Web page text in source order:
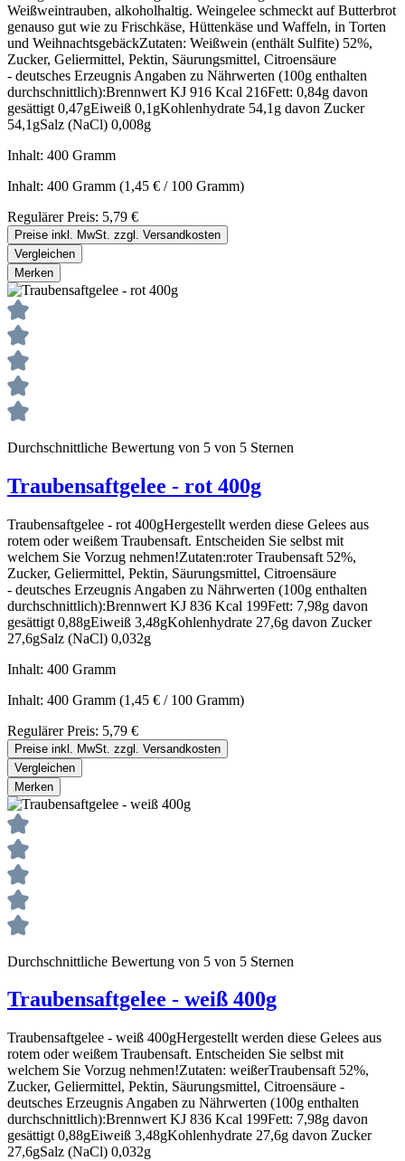
Weißweintrauben, alkoholhaltig. Weingelee schmeckt auf Butterbrot
genauso gut wie zu Frischkäse, Hüttenkäse und Waffeln, in Torten
und WeihnachtsgebäckZutaten: Weißwein (enthält Sulfite) 52%,
Zucker, Geliermittel, Pektin, Säurungsmittel, Citroensäure
- deutsches Erzeugnis Angaben zu Nährwerten (100g enthalten
durchschnittlich):Brennwert KJ 916 Kcal 216Fett: 0,84g davon
gesättigt 0,47gEiweiß 0,1gKohlenhydrate 54,1g davon Zucker
54,1gSalz (NaCl) 0,008g
Inhalt: 400 Gramm
Inhalt: 400 Gramm (1,45 € / 100 Gramm)
Regulärer Preis: 5,79 €
Preise inkl. MwSt. zzgl. Versandkosten
Vergleichen
Merken
Durchschnittliche Bewertung von 5 von 5 Sternen
Traubensaftgelee - rot 400g
Traubensaftgelee - rot 400gHergestellt werden diese Gelees aus
rotem oder weißem Traubensaft. Entscheiden Sie selbst mit
welchem Sie Vorzug nehmen!Zutaten:roter Traubensaft 52%,
Zucker, Geliermittel, Pektin, Säurungsmittel, Citroensäure
- deutsches Erzeugnis Angaben zu Nährwerten (100g enthalten
durchschnittlich):Brennwert KJ 836 Kcal 199Fett: 7,98g davon
gesättigt 0,88gEiweiß 3,48gKohlenhydrate 27,6g davon Zucker
27,6gSalz (NaCl) 0,032g
Inhalt: 400 Gramm
Inhalt: 400 Gramm (1,45 € / 100 Gramm)
Regulärer Preis: 5,79 €
Preise inkl. MwSt. zzgl. Versandkosten
Vergleichen
Merken
Durchschnittliche Bewertung von 5 von 5 Sternen
Traubensaftgelee - weiß 400g
Traubensaftgelee - weiß 400gHergestellt werden diese Gelees aus
rotem oder weißem Traubensaft. Entscheiden Sie selbst mit
welchem Sie Vorzug nehmen!Zutaten: weißerTraubensaft 52%,
Zucker, Geliermittel, Pektin, Säurungsmittel, Citroensäure -
deutsches Erzeugnis Angaben zu Nährwerten (100g enthalten
durchschnittlich):Brennwert KJ 836 Kcal 199Fett: 7,98g davon
gesättigt 0,88gEiweiß 3,48gKohlenhydrate 27,6g davon Zucker
27,6gSalz (NaCl) 0,032g